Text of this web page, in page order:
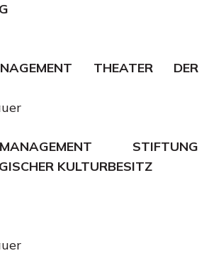
THEATER DER
STIFTUNG
KULTURBESITZ